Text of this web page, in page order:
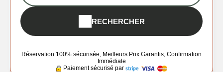
RECHERCHER
Réservation 100% sécurisée, Meilleurs Prix Garantis, Confirmation
Immédiate
Paiement sécurisé par